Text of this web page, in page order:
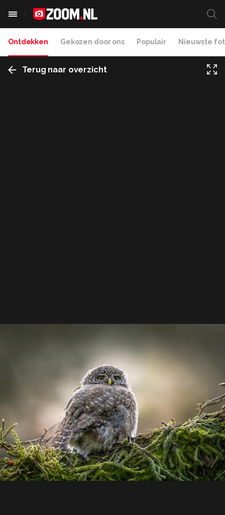
Ontdekken Gekozen door ons Populair Nieuwste
Terug naar overzicht